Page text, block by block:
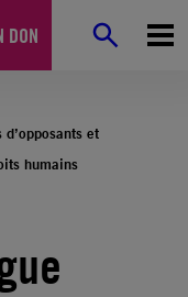
DON
et
humains